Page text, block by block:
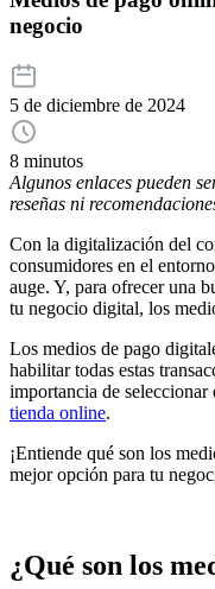
negocio
5 de diciembre de 2024
8 minutos
Algunos enlaces pueden
reseñas ni
Con la digitalización del
consumidores en el
auge. Y, para ofrecer una
tu negocio digital, los
Los medios de pago
habilitar todas estas
importancia de seleccionar
tienda online.
¡Entiende qué son los
mejor opción para tu
¿Qué son los